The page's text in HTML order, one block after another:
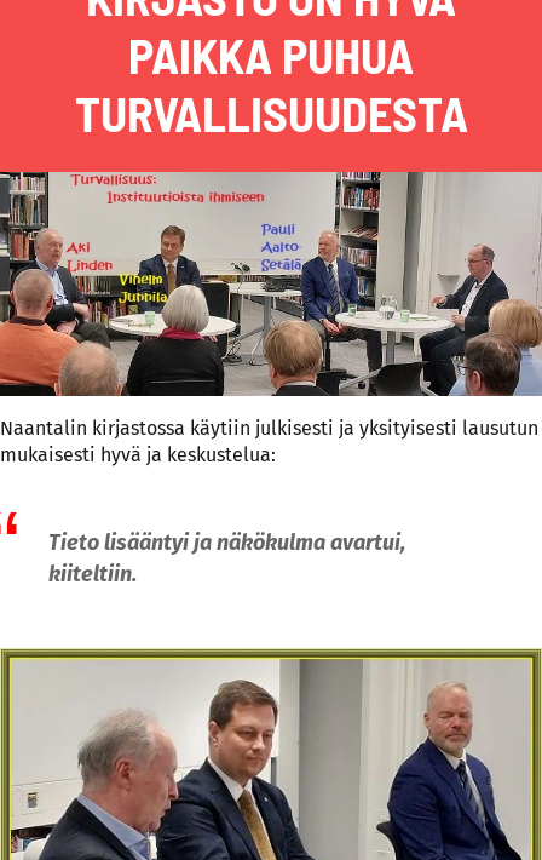
PAIKKA PUHUA
TURVALLISUUDESTA
Naantalin kirjastossa käytiin julkisesti ja yksityisesti lausutun
mukaisesti hyvä ja keskustelua:
Tieto lisääntyi ja näkökulma avartui,
kiiteltiin.